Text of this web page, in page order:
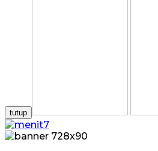
tutup